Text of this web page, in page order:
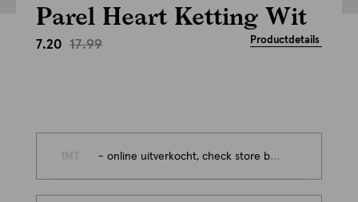
Parel Heart Ketting Wit
7.20 17.99 Productdetails
- online uitverkocht, check store beschikbaarheid